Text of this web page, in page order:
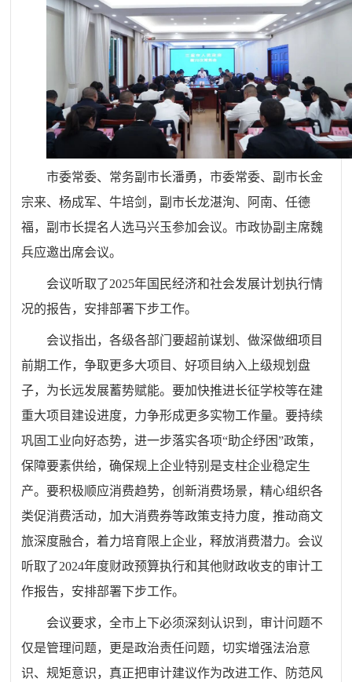
市委常委、常务副市长潘勇，市委常委、副市长金
宗来、杨成军、牛培剑，副市长龙湛洵、阿南、任德
福，副市长提名人选马兴玉参加会议。市政协副主席魏
兵应邀出席会议。
会议听取了2025年国民经济和社会发展计划执行情
况的报告，安排部署下步工作。
会议指出，各级各部门要超前谋划、做深做细项目
前期工作，争取更多大项目、好项目纳入上级规划盘
子，为长远发展蓄势赋能。要加快推进长征学校等在建
重大项目建设进度，力争形成更多实物工作量。要持续
巩固工业向好态势，进一步落实各项“助企纾困”政策，
保障要素供给，确保规上企业特别是支柱企业稳定生
产。要积极顺应消费趋势，创新消费场景，精心组织各
类促消费活动，加大消费券等政策支持力度，推动商文
旅深度融合，着力培育限上企业，释放消费潜力。会议
听取了2024年度财政预算执行和其他财政收支的审计工
作报告，安排部署下步工作。
会议要求，全市上下必须深刻认识到，审计问题不
仅是管理问题，更是政治责任问题，切实增强法治意
识、规矩意识，真正把审计建议作为改进工作、防范风